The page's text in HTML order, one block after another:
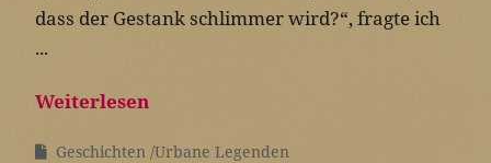
dass der Gestank schlimmer wird?“, fragte ich
...
Weiterlesen
Geschichten Urbane Legenden